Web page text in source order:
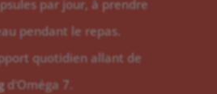
par jour, à prendre
pendant le repas.
quotidien allant de
d'Oméga 7.